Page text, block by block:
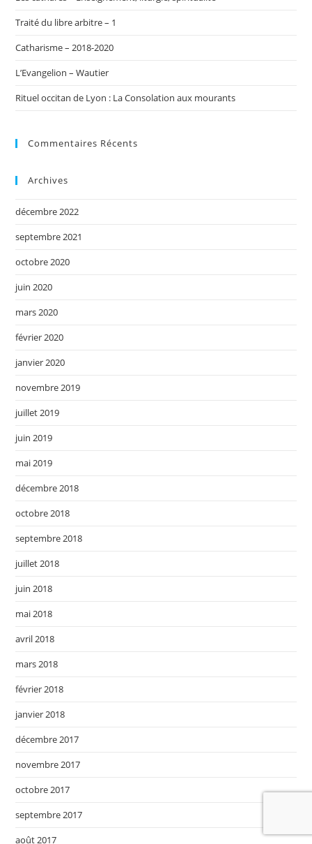
Traité du libre arbitre – 1
Catharisme – 2018-2020
L’Evangelion – Wautier
Rituel occitan de Lyon : La Consolation aux mourants
Commentaires Récents
Archives
décembre 2022
septembre 2021
octobre 2020
juin 2020
mars 2020
février 2020
janvier 2020
novembre 2019
juillet 2019
juin 2019
mai 2019
décembre 2018
octobre 2018
septembre 2018
juillet 2018
juin 2018
mai 2018
avril 2018
mars 2018
février 2018
janvier 2018
décembre 2017
novembre 2017
octobre 2017
septembre 2017
août 2017